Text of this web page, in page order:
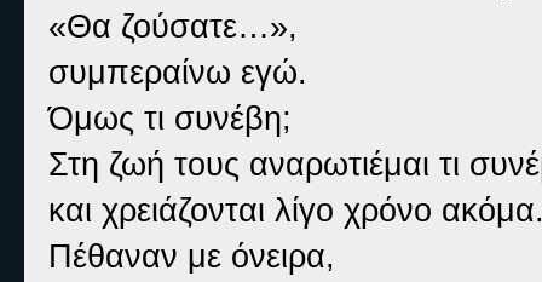
«Θα ζούσατε…»,
συμπεραίνω εγώ.
Όμως τι συνέβη;
Στη ζωή τους αναρωτιέμαι τι
και χρειάζονται λίγο χρόνο
Πέθαναν με όνειρα,